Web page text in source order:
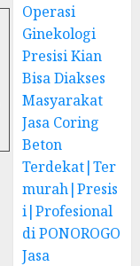
Operasi
Ginekologi
Presisi Kian
Bisa Diakses
Masyarakat
Jasa Coring
Beton
Terdekat|Ter
murah|Presis
i|Profesional
di PONOROGO
Jasa